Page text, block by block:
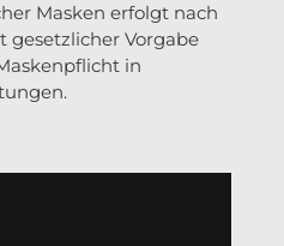
Masken erfolgt nach
gesetzlicher Vorgabe
in